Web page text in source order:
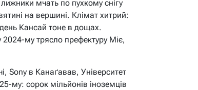
мчать по пухкому снігу
на вершині. Клімат хитрий:
Кансай тоне в дощах.
му трясло префектуру Міє,
Sony в Канаґавав, Університет
му: сорок мільйонів іноземців